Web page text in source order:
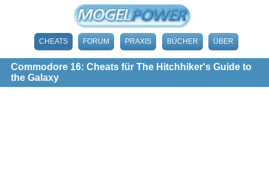
CHEATS FORUM PRAXIS BÜCHER ÜBER
Commodore 16: Cheats für The Hitchhiker's Guide to
the Galaxy